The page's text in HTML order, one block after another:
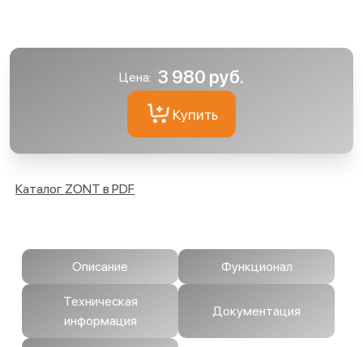
Цена: 3 980 руб.
Купить
Каталог ZONT в PDF
Описание Функционал
Техническая
информация
Документация